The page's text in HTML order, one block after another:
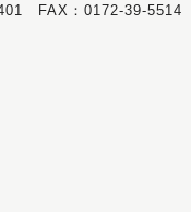
FAX：0172-39-5514